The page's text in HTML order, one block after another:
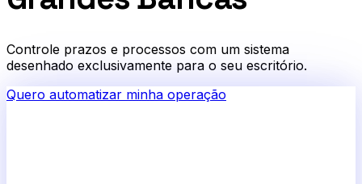
Controle prazos e processos com um sistema
desenhado exclusivamente para o seu escritório.
Quero automatizar minha operação